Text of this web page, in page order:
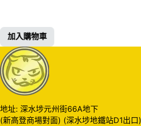
加入購物車
地址: 深水埗元州街66A地下
(新高登商場對面) (深水埗地鐵站D1出口)